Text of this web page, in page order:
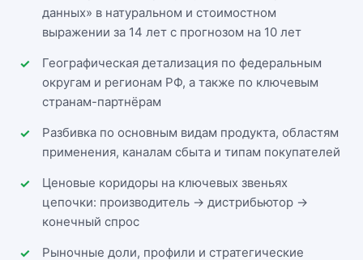
данных» в натуральном и стоимостном
выражении за 14 лет с прогнозом на 10 лет
Географическая детализация по федеральным
округам и регионам РФ, а также по ключевым
странам-партнёрам
Разбивка по основным видам продукта, областям
применения, каналам сбыта и типам покупателей
Ценовые коридоры на ключевых звеньях
цепочки: производитель → дистрибьютор →
конечный спрос
Рыночные доли, профили и стратегические